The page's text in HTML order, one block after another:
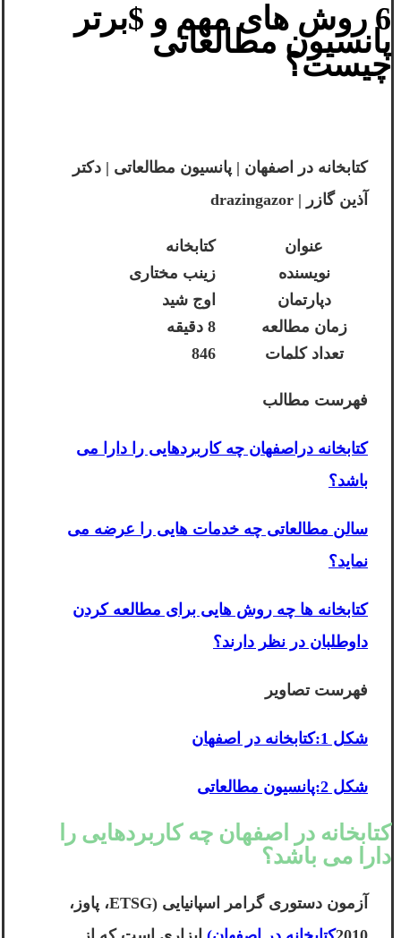
6 روش های مهم و $برتر
پانسیون مطالعاتی
چیست؟
کتابخانه در اصفهان | پانسیون مطالعاتی | دکتر
آذین گازر | drazingazor
عنوان
کتابخانه
نویسنده
زینب مختاری
دپارتمان
اوج شید
زمان مطالعه
8 دقیقه
تعداد کلمات
846
فهرست مطالب
کتابخانه دراصفهان چه کاربردهایی را دارا می
باشد؟
سالن مطالعاتی چه خدمات هایی را عرضه می
نماید؟
کتابخانه ها چه روش هایی برای مطالعه کردن
داوطلبان در نظر دارند؟
فهرست تصاویر
شکل 1:کتابخانه در اصفهان
شکل 2:پانسیون مطالعاتی
کتابخانه در اصفهان چه کاربردهایی را
دارا می باشد؟
آزمون دستوری گرامر اسپانیایی (ETSG، پاوز،